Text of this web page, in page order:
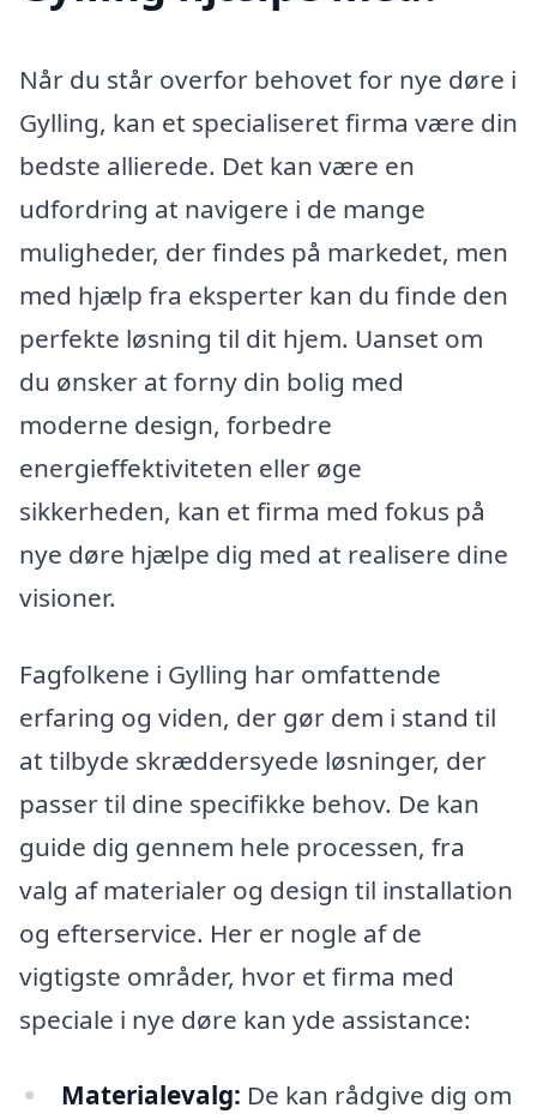
Når du står overfor behovet for nye døre i
Gylling, kan et specialiseret firma være din
bedste allierede. Det kan være en
udfordring at navigere i de mange
muligheder, der findes på markedet, men
med hjælp fra eksperter kan du finde den
perfekte løsning til dit hjem. Uanset om
du ønsker at forny din bolig med
moderne design, forbedre
energieffektiviteten eller øge
sikkerheden, kan et firma med fokus på
nye døre hjælpe dig med at realisere dine
visioner.
Fagfolkene i Gylling har omfattende
erfaring og viden, der gør dem i stand til
at tilbyde skræddersyede løsninger, der
passer til dine specifikke behov. De kan
guide dig gennem hele processen, fra
valg af materialer og design til installation
og efterservice. Her er nogle af de
vigtigste områder, hvor et firma med
speciale i nye døre kan yde assistance:
Materialevalg: De kan rådgive dig om